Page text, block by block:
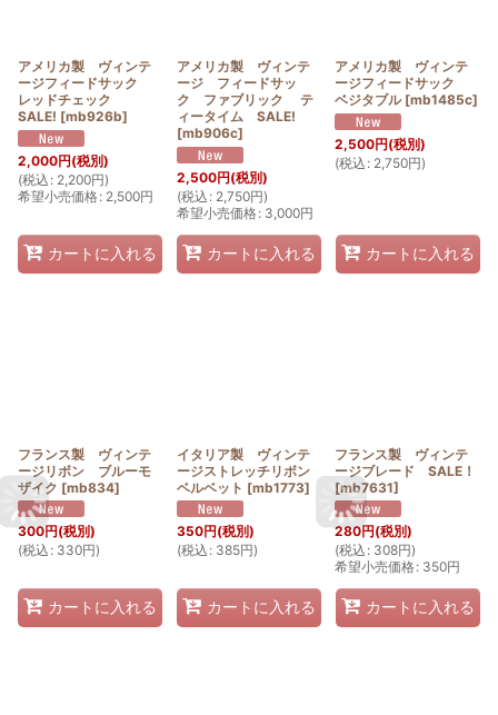
アメリカ製 ヴィンテ
ージフィードサック
レッドチェック
SALE! [mb926b]
2,000円(税別)
(税込 : 2,200円)
希望小売価格: 2,500円
カートに入れる
アメリカ製 ヴィンテ
ージ フィードサッ
ク ファブリック テ
ィータイム SALE!
[mb906c]
2,500円(税別)
(税込 : 2,750円)
希望小売価格: 3,000円
カートに入れる
アメリカ製 ヴィンテ
ージフィードサック
ベジタブル [mb1485c]
2,500円(税別)
(税込 : 2,750円)
カートに入れる
フランス製 ヴィンテ
ージリボン ブルーモ
ザイク [mb834]
300円(税別)
(税込 : 330円)
カートに入れる
イタリア製 ヴィンテ
ージストレッチリボン
ベルベット [mb1773]
350円(税別)
(税込 : 385円)
カートに入れる
フランス製 ヴィンテ
ージブレード SALE！
[mb7631]
280円(税別)
(税込 : 308円)
希望小売価格: 350円
カートに入れる